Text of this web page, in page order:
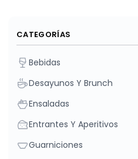
CATEGORÍAS
Bebidas
Desayunos Y Brunch
Ensaladas
Entrantes Y Aperitivos
Guarniciones